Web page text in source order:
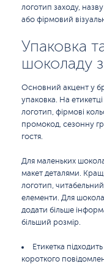
логотип заходу,
або фірмовий
Упаковка
шоколаду
Основний акцент у
упаковка. На
логотип, фірмові
промокод, сезонну
гостя.
Для маленьких
макет деталями.
логотип,
елементи. Для
додати більше
більший розмір.
Етикетка
короткого